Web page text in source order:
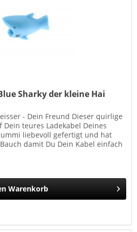
Sharky der kleine Hai
- Dein Freund Dieser quirlige
teures Ladekabel Deines
liebevoll gefertigt und hat
damit Du Dein Kabel einfach
Warenkorb